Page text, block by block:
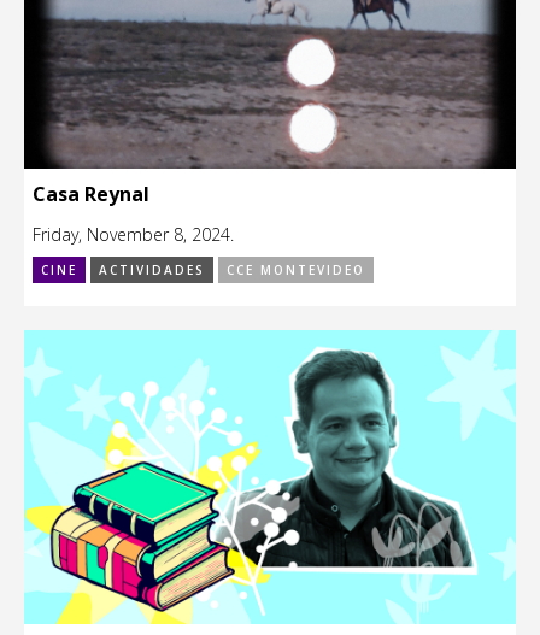
Casa Reynal
Friday, November 8, 2024.
CINE ACTIVIDADES CCE MONTEVIDEO